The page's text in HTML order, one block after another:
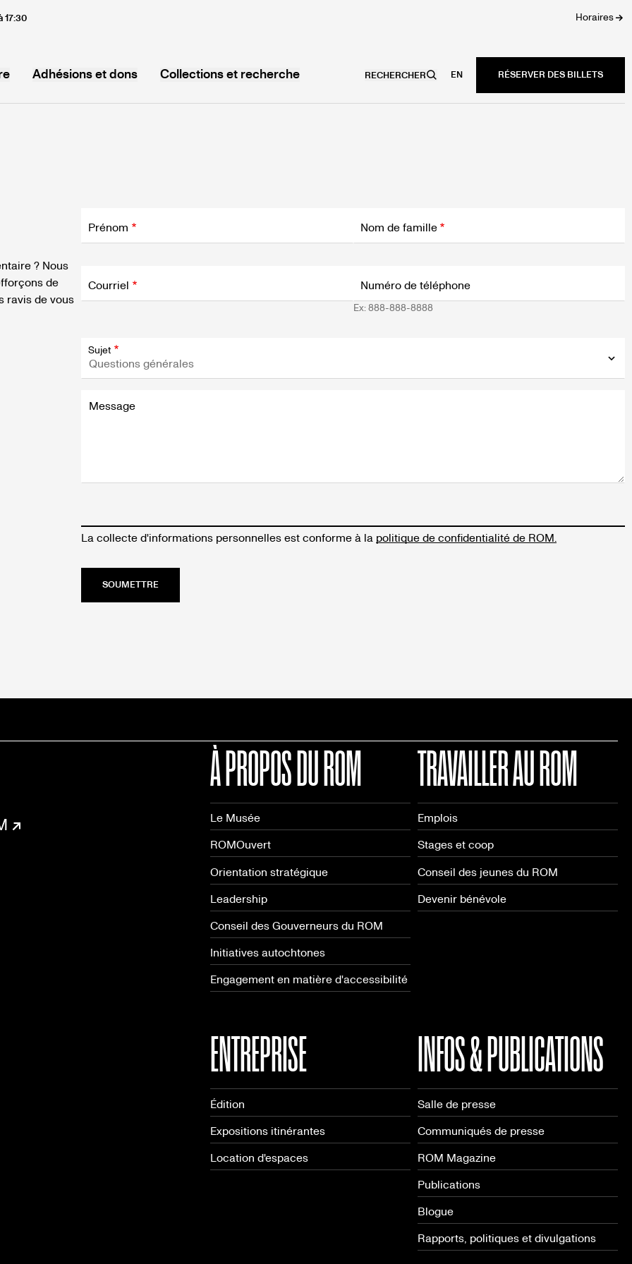
17:30 Horaires
Adhésions et dons Collections et recherche RECHERCHER EN
? Nous
de
ravis de vous
d'application
Prénom Nom de famille
d'application
Courriel Numéro de téléphone
Ex: 888-888-8888
Sujet
La collecte d'informations personnelles est conforme à la politique de confidentialité de ROM.
À PROPOS DU ROM
Le Musée
ROMOuvert
Orientation stratégique
Leadership
Conseil des Gouverneurs du ROM
Initiatives autochtones
Engagement en matière d'accessibilité
TRAVAILLER AU ROM
Emplois
Stages et coop
Conseil des jeunes du ROM
Devenir bénévole
ENTREPRISE
Édition
Expositions itinérantes
Location d'espaces
INFOS & PUBLICATIONS
Salle de presse
Communiqués de presse
ROM Magazine
Publications
Blogue
Rapports, politiques et divulgations